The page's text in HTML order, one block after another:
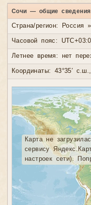
Сочи — общие сведения
Страна/регион: Россия
Часовой пояс:
Летнее время: нет
Координаты: 43°35′
Карта не
сервису
настроек сети).